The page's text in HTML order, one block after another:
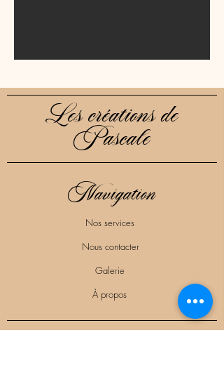
Les créations de
Pascale
Navigation
Nos services
Nous contacter
Galerie
À propos